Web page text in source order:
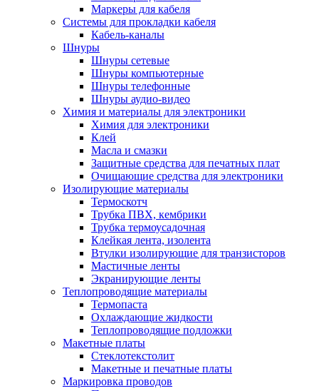
Маркеры для кабеля
Системы для прокладки кабеля
Кабель-каналы
Шнуры
Шнуры сетевые
Шнуры компьютерные
Шнуры телефонные
Шнуры аудио-видео
Химия и материалы для электроники
Химия для электроники
Клей
Масла и смазки
Защитные средства для печатных плат
Очищающие средства для электроники
Изолирующие материалы
Термоскотч
Трубка ПВХ, кембрики
Трубка термоусадочная
Клейкая лента, изолента
Втулки изолирующие для транзисторов
Мастичные ленты
Экранирующие ленты
Теплопроводящие материалы
Термопаста
Охлаждающие жидкости
Теплопроводящие подложки
Макетные платы
Стеклотекстолит
Макетные и печатные платы
Маркировка проводов